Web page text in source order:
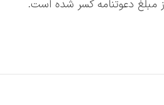
مبلغ دعوتنامه کسر شده است.